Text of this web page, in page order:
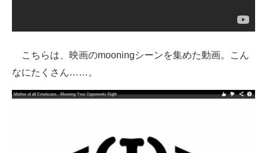
こちらは、映画のmooningシーンを集めた動画。こん
なにたくさん……。